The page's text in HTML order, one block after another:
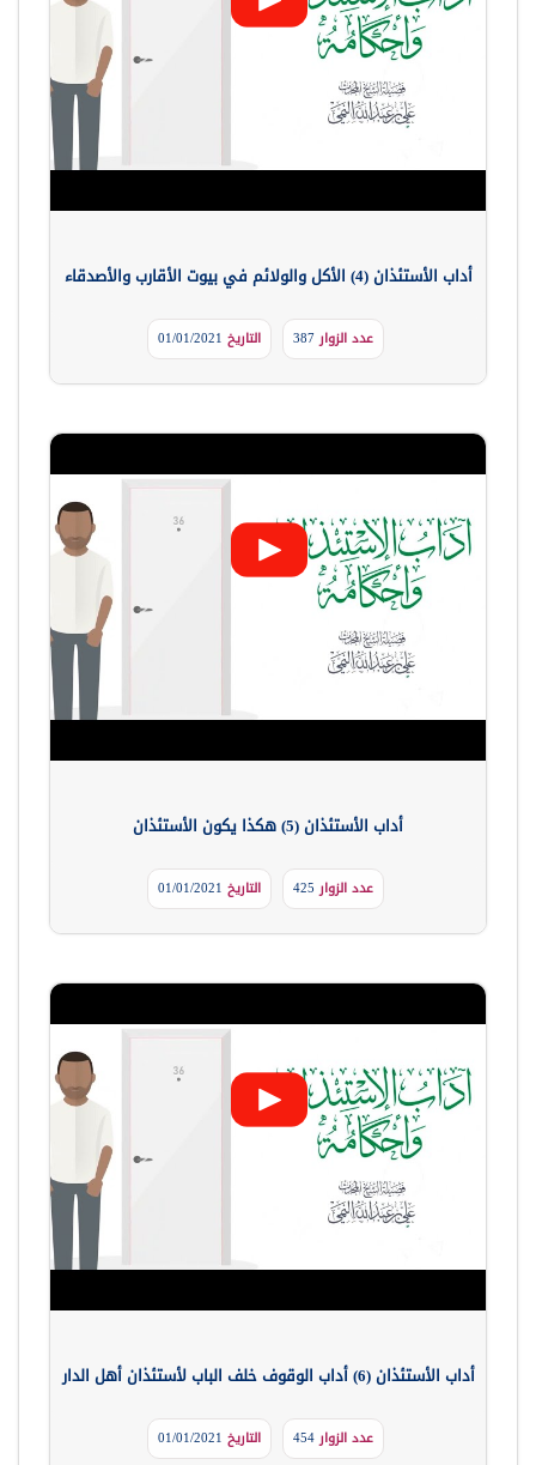
أداب الأستئذان (4) الأكل والولائم في بيوت الأقارب والأصدقاء
عدد الزوار387 التاريخ
أداب الأستئذان (5) هكذا يكون الأستئذان
عدد الزوار التاريخ
أداب الأستئذان (6) أداب الوقوف خلف الباب لأستئذان أهل الدار
عدد الزوار454 التاريخ